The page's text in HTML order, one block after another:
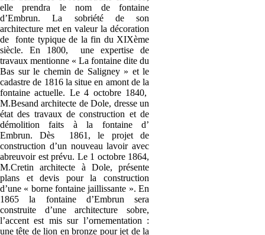
elle prendra le nom de fontaine
d’Embrun. La sobriété de son
architecture met en valeur la décoration
de fonte typique de la fin du XIXème
siècle. En 1800, une expertise de
travaux mentionne « La fontaine dite du
Bas sur le chemin de Saligney » et le
cadastre de 1816 la situe en amont de la
fontaine actuelle. Le 4 octobre 1840,
M.Besand architecte de Dole, dresse un
état des travaux de construction et de
démolition faits à la fontaine d’
Embrun. Dès 1861, le projet de
construction d’un nouveau lavoir avec
abreuvoir est prévu. Le 1 octobre 1864,
M.Cretin architecte à Dole, présente
plans et devis pour la construction
d’une « borne fontaine jaillissante ». En
1865 la fontaine d’Embrun sera
construite d’une architecture sobre,
l’accent est mis sur l’ornementation :
une tête de lion en bronze pour jet de la